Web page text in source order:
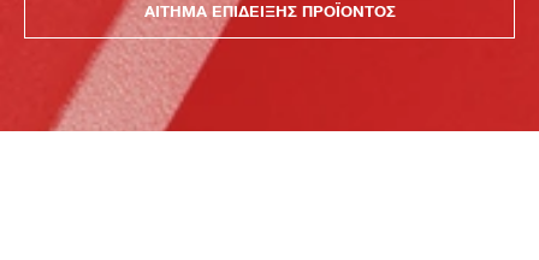
ΑΙΤΗΜΑ ΕΠΙΔΕΙΞΗΣ ΠΡΟΪΟΝΤΟΣ